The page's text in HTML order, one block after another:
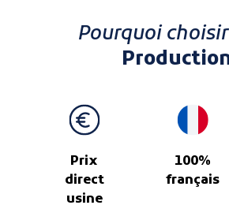
Pourquoi choisir
Prix
direct
usine
100%
français